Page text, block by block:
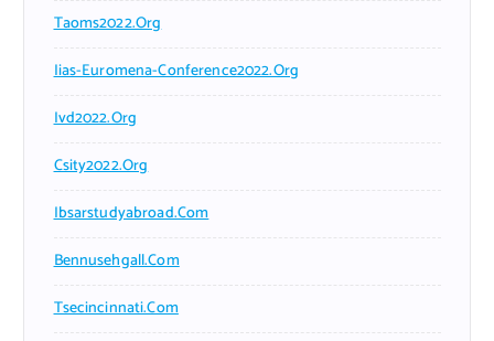
Taoms2022.org
Iias-Euromena-Conference2022.org
Ivd2022.org
Csity2022.org
Ibsarstudyabroad.com
Bennusehgall.com
Tsecincinnati.com